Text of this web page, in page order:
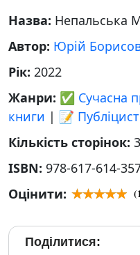
Назва: Непальська
Автор: Юрій
Рік: 2022
Жанри: ✅ Сучасна
книги | 📝
Кількість сторінок:
ISBN: 978-617-614-
Оцінити:
(
Поділитися: